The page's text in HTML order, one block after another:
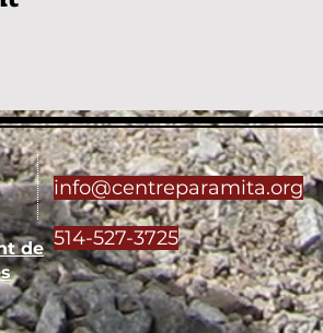
de
info@centreparamita.org
514-527-3725